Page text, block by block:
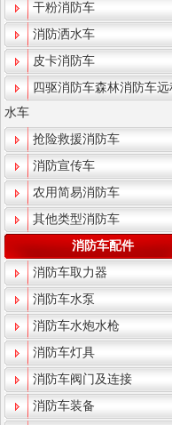
干粉消防车
消防洒水车
皮卡消防车
四驱消防车森林消防车远
水车
抢险救援消防车
消防宣传车
农用简易消防车
其他类型消防车
消防车配件
消防车取力器
消防车水泵
消防车水炮水枪
消防车灯具
消防车阀门及连接
消防车装备